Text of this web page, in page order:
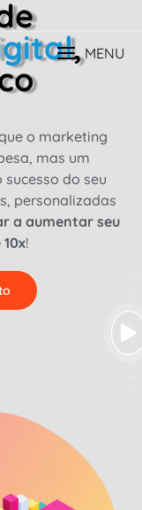
MENU
,
o marketing
mas um
do seu
personalizadas
a aumentar seu
!
c
h
V
i